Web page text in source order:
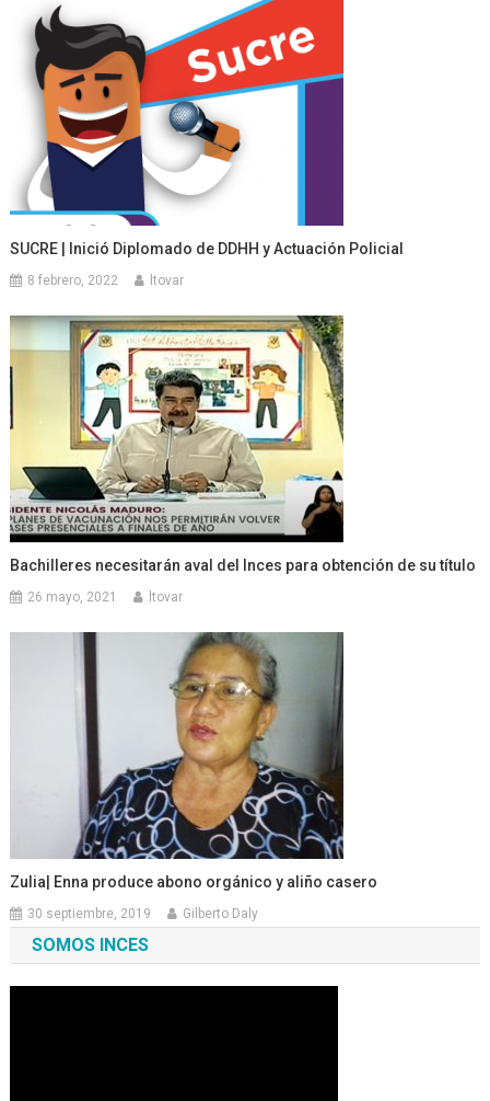
SUCRE | Inició Diplomado de DDHH y Actuación Policial
8 febrero, 2022 ltovar
Bachilleres necesitarán aval del Inces para obtención de su título
26 mayo, 2021 ltovar
Zulia| Enna produce abono orgánico y aliño casero
30 septiembre, 2019 Gilberto Daly
SOMOS INCES